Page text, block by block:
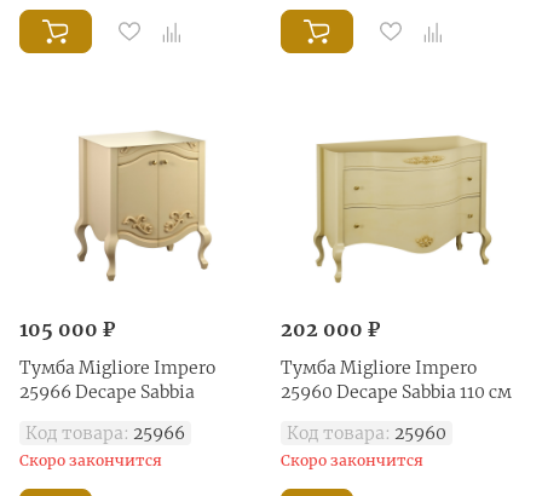
105 000 ₽
Тумба Migliore Impero
25966 Decape Sabbia
Код товара: 25966
Скоро закончится
202 000 ₽
Тумба Migliore Impero
25960 Decape Sabbia 110 см
Код товара: 25960
Скоро закончится